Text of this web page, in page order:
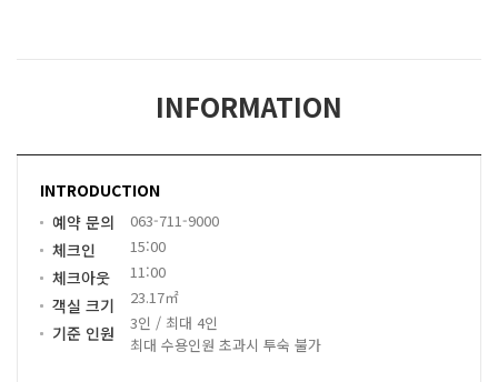
INFORMATION
INTRODUCTION
예약 문의
063-711-9000
체크인 15:00
체크아웃 11:00
객실 크기 23.17㎡
기준 인원
3인 / 최대 4인
최대 수용인원 초과시 투숙 불가